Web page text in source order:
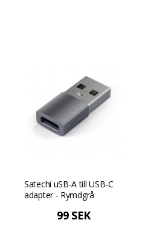
Satechi uSB-A till USB-C
adapter - Rymdgrå
99 SEK